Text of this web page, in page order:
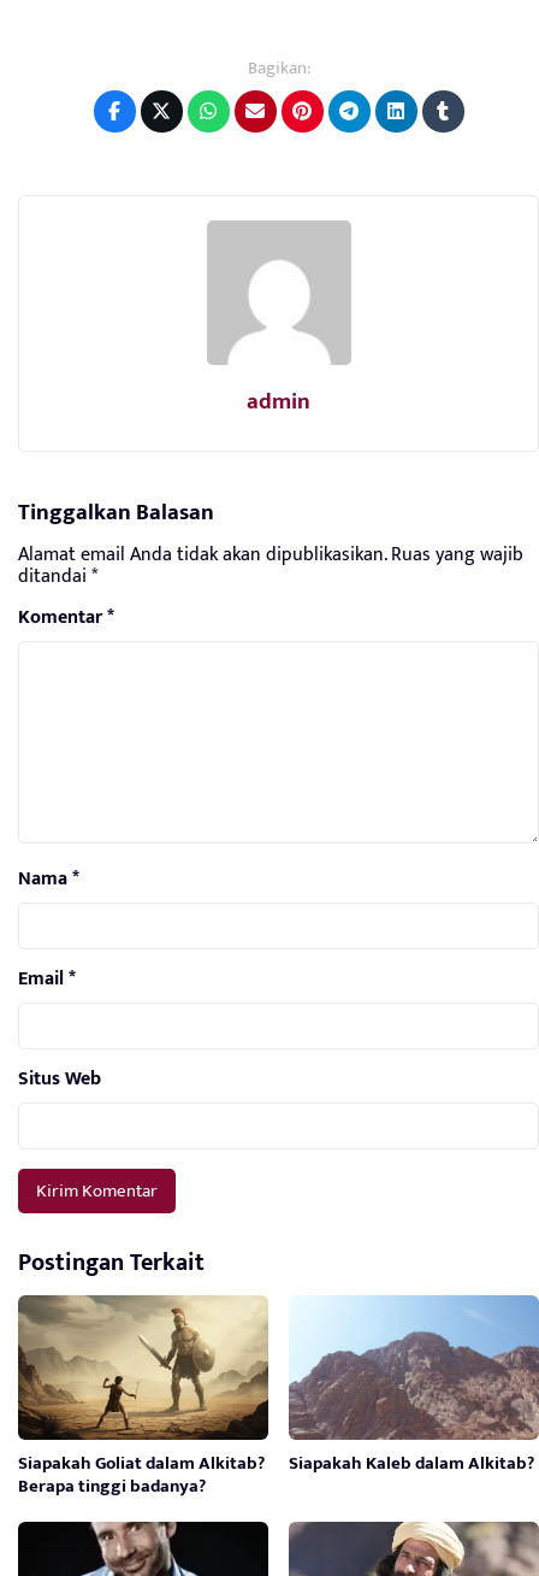
Bagikan:
admin
Tinggalkan Balasan
Alamat email Anda tidak akan dipublikasikan.Ruas yang wajib
ditandai*
Komentar*
Nama*
Email*
Situs Web
Postingan Terkait
Siapakah Goliat dalam Alkitab?
Berapa tinggi badanya?
Siapakah Kaleb dalam Alkitab?